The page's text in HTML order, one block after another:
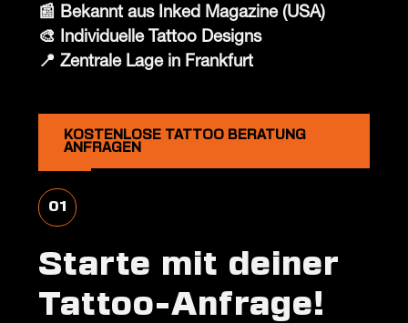
📰 Bekannt aus Inked Magazine (USA)
🎨 Individuelle Tattoo Designs
📍 Zentrale Lage in Frankfurt
KOSTENLOSE TATTOO BERATUNG
ANFRAGEN
01
Starte mit deiner
Tattoo-Anfrage!